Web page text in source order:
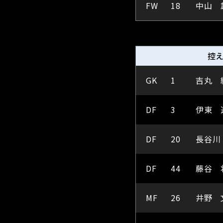
FW 18 中山
控
GK 1 吉丸
DF 3 伊東
DF 20 長谷
DF 44 藤谷
MF 26 井野